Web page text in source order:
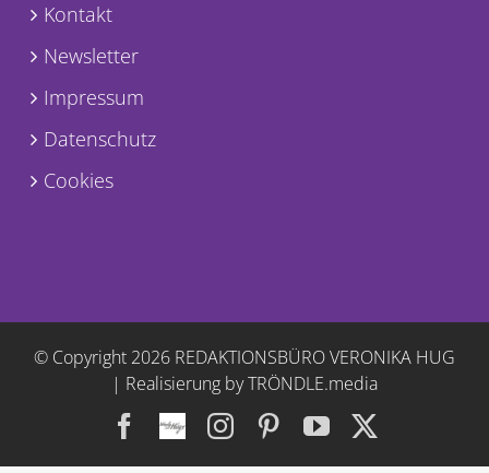
Kontakt
Newsletter
Impressum
Datenschutz
Cookies
© Copyright 2026 REDAKTIONSBÜRO VERONIKA HUG
| Realisierung by TRÖNDLE.media
Facebook
Facebook
Instagram
PinterestYouTube
X